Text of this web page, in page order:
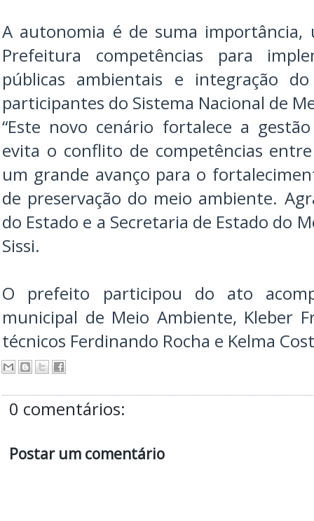
A autonomia é de suma importância,
Prefeitura competências para
públicas ambientais e integração
participantes do Sistema Nacional de
“Este novo cenário fortalece a
evita o conflito de competências
um grande avanço para o
de preservação do meio ambiente.
do Estado e a Secretaria de Estado do
Sissi.
O prefeito participou do ato
municipal de Meio Ambiente, Kleber
técnicos Ferdinando Rocha e Kelma
0 comentários:
Postar um comentário